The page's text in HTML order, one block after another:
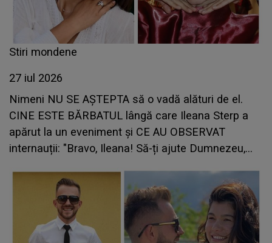
Stiri mondene
27 iul 2026
Nimeni NU SE AȘTEPTA să o vadă alături de el.
CINE ESTE BĂRBATUL lângă care Ileana Sterp a
apărut la un eveniment și CE AU OBSERVAT
internauții: "Bravo, Ileana! Să-ți ajute Dumnezeu,